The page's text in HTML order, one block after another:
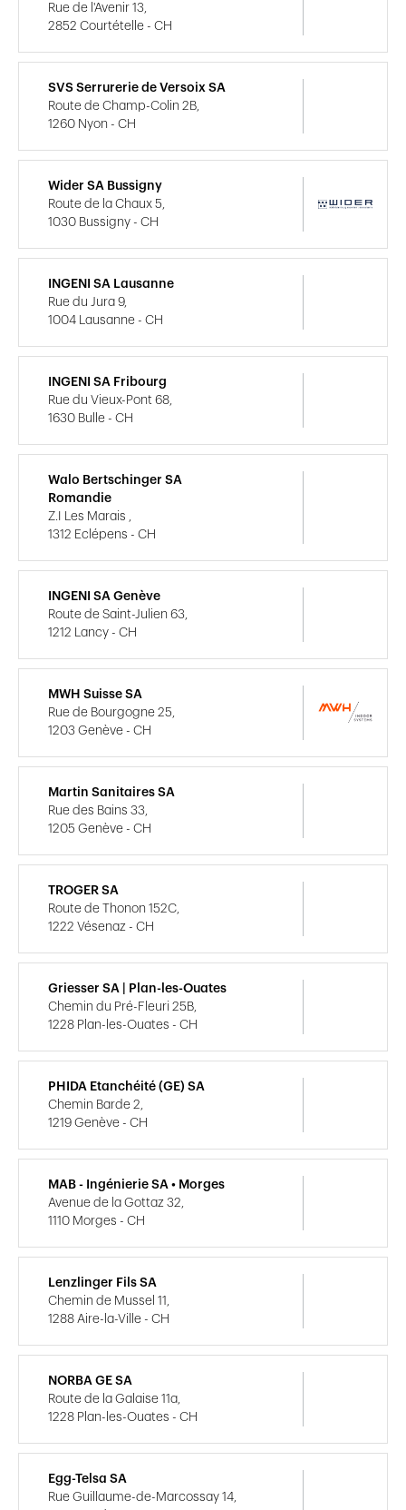
Rue de l'Avenir 13,
2852 Courtételle - CH
SVS Serrurerie de Versoix SA
Route de Champ-Colin 2B,
1260 Nyon - CH
Wider SA Bussigny
Route de la Chaux 5,
1030 Bussigny - CH
INGENI SA Lausanne
Rue du Jura 9,
1004 Lausanne - CH
INGENI SA Fribourg
Rue du Vieux-Pont 68,
1630 Bulle - CH
Walo Bertschinger SA
Romandie
Z.I Les Marais ,
1312 Eclépens - CH
INGENI SA Genève
Route de Saint-Julien 63,
1212 Lancy - CH
MWH Suisse SA
Rue de Bourgogne 25,
1203 Genève - CH
Martin Sanitaires SA
Rue des Bains 33,
1205 Genève - CH
TROGER SA
Route de Thonon 152C,
1222 Vésenaz - CH
Griesser SA | Plan-les-Ouates
Chemin du Pré-Fleuri 25B,
1228 Plan-les-Ouates - CH
PHIDA Etanchéité (GE) SA
Chemin Barde 2,
1219 Genève - CH
MAB - Ingénierie SA • Morges
Avenue de la Gottaz 32,
1110 Morges - CH
Lenzlinger Fils SA
Chemin de Mussel 11,
1288 Aire-la-Ville - CH
NORBA GE SA
Route de la Galaise 11a,
1228 Plan-les-Ouates - CH
Egg-Telsa SA
Rue Guillaume-de-Marcossay 14,